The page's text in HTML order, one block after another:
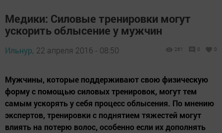
Медики: Силовые тренировки могут
ускорить облысение у мужчин
Ильнур, 22 апреля 2016 - 08:50 261 0 0
Мужчины, которые поддерживают свою физическую
форму с помощью силовых тренировок, могут тем
самым ускорять у себя процесс облысения. По мнению
экспертов, тренировки с поднятием тяжестей могут
влиять на потерю волос, особенно если их дополнять